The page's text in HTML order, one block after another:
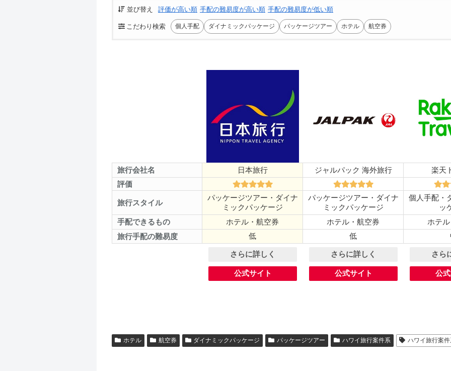
並び替え 評価が高い順 手配の難易度が高い順 手配の難易度が低い順
こだわり検索 個人手配 ダイナミックパッケージ パッケージツアー ホテル 航空券
旅行会社名
評価
旅行スタイル
手配できるもの
旅行手配の難易度
日本旅行
パッケージツアー・ダイナ
ミックパッケージ
ホテル・航空券
低
さらに詳しく
公式サイト
ジャルパック 海外旅行
パッケージツアー・ダイナ
ミックパッケージ
ホテル・航空券
低
さらに詳しく
公式サイト
楽天
個人手配・
ッ
ホテ
さら
公
ホテル 航空券 ダイナミックパッケージ パッケージツアー ハワイ旅行案件系 ハワイ旅行案件